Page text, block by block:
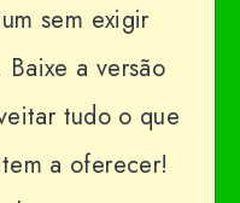
sem exigir
a versão
tudo o que
a oferecer!